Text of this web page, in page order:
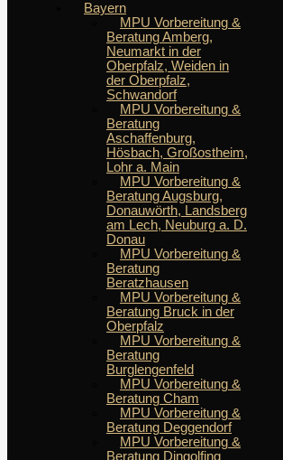
Bayern
MPU Vorbereitung &
Beratung Amberg,
Neumarkt in der
Oberpfalz, Weiden in
der Oberpfalz,
Schwandorf
MPU Vorbereitung &
Beratung
Aschaffenburg,
Hösbach, Großostheim,
Lohr a. Main
MPU Vorbereitung &
Beratung Augsburg,
Donauwörth, Landsberg
am Lech, Neuburg a. D.
Donau
MPU Vorbereitung &
Beratung
Beratzhausen
MPU Vorbereitung &
Beratung Bruck in der
Oberpfalz
MPU Vorbereitung &
Beratung
Burglengenfeld
MPU Vorbereitung &
Beratung Cham
MPU Vorbereitung &
Beratung Deggendorf
MPU Vorbereitung &
Beratung Dingolfing